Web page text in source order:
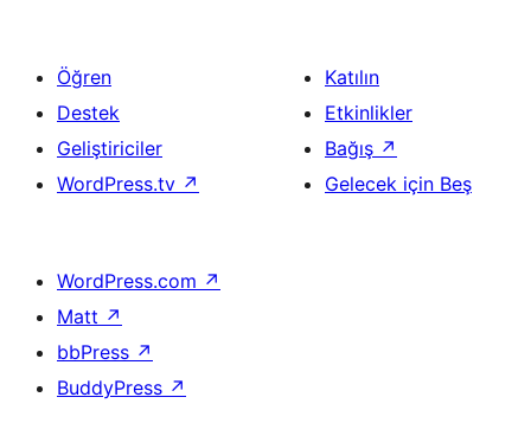
Öğren
Destek
Geliştiriciler
WordPress.tv ↗
Katılın
Etkinlikler
Bağış ↗
Gelecek için Beş
WordPress.com ↗
Matt ↗
bbPress ↗
BuddyPress ↗